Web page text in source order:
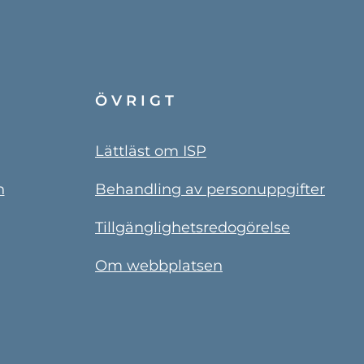
ÖVRIGT
Lättläst om ISP
Behandling av personuppgifter
Tillgänglighetsredogörelse
Om webbplatsen